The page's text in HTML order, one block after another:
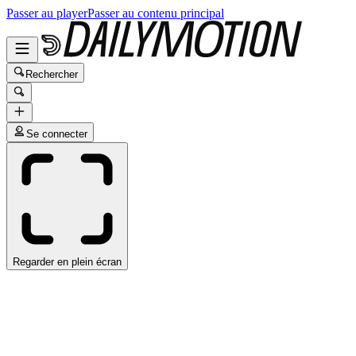
Passer au playerPasser au contenu principal
Rechercher
Se connecter
Regarder en plein écran